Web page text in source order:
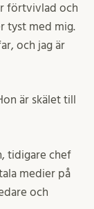
förtvivlad och
tyst med mig.
och jag är
är skälet till
tidigare chef
medier på
och